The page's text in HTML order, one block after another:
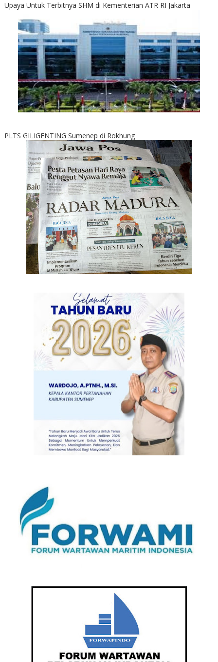
Upaya Untuk Terbitnya SHM di Kementerian ATR RI Jakarta
PLTS GILIGENTING Sumenep di Rokhung